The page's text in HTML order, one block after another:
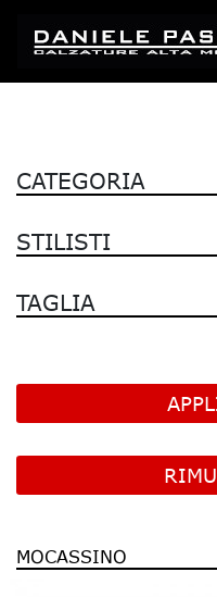
CATEGORIA
STILISTI
TAGLIA
MOCASSINO